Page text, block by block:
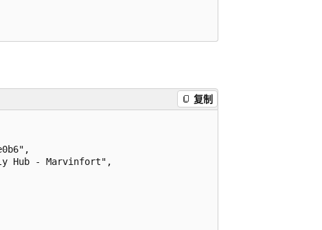
复制
Hub - Marvinfort",